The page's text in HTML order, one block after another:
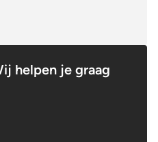
helpen je graag